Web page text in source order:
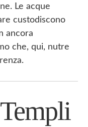
Le acque
custodiscono
ancora
che, qui, nutre